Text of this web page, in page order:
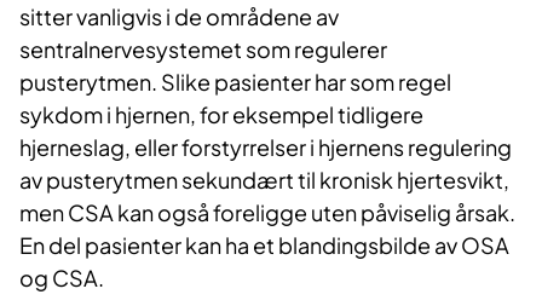
sitter vanligvis i de områdene av
sentralnervesystemet som regulerer
pusterytmen. Slike pasienter har som regel
sykdom i hjernen, for eksempel tidligere
hjerneslag, eller forstyrrelser i hjernens regulering
av pusterytmen sekundært til kronisk hjertesvikt,
men CSA kan også foreligge uten påviselig årsak.
En del pasienter kan ha et blandingsbilde av OSA
og CSA.